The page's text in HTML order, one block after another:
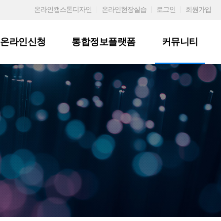
온라인캡스톤디자인 온라인현장실습 로그인 회원가입
온라인신청 통합정보플랫폼 커뮤니티